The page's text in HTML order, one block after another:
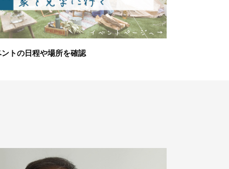
トの日程や場所を確認